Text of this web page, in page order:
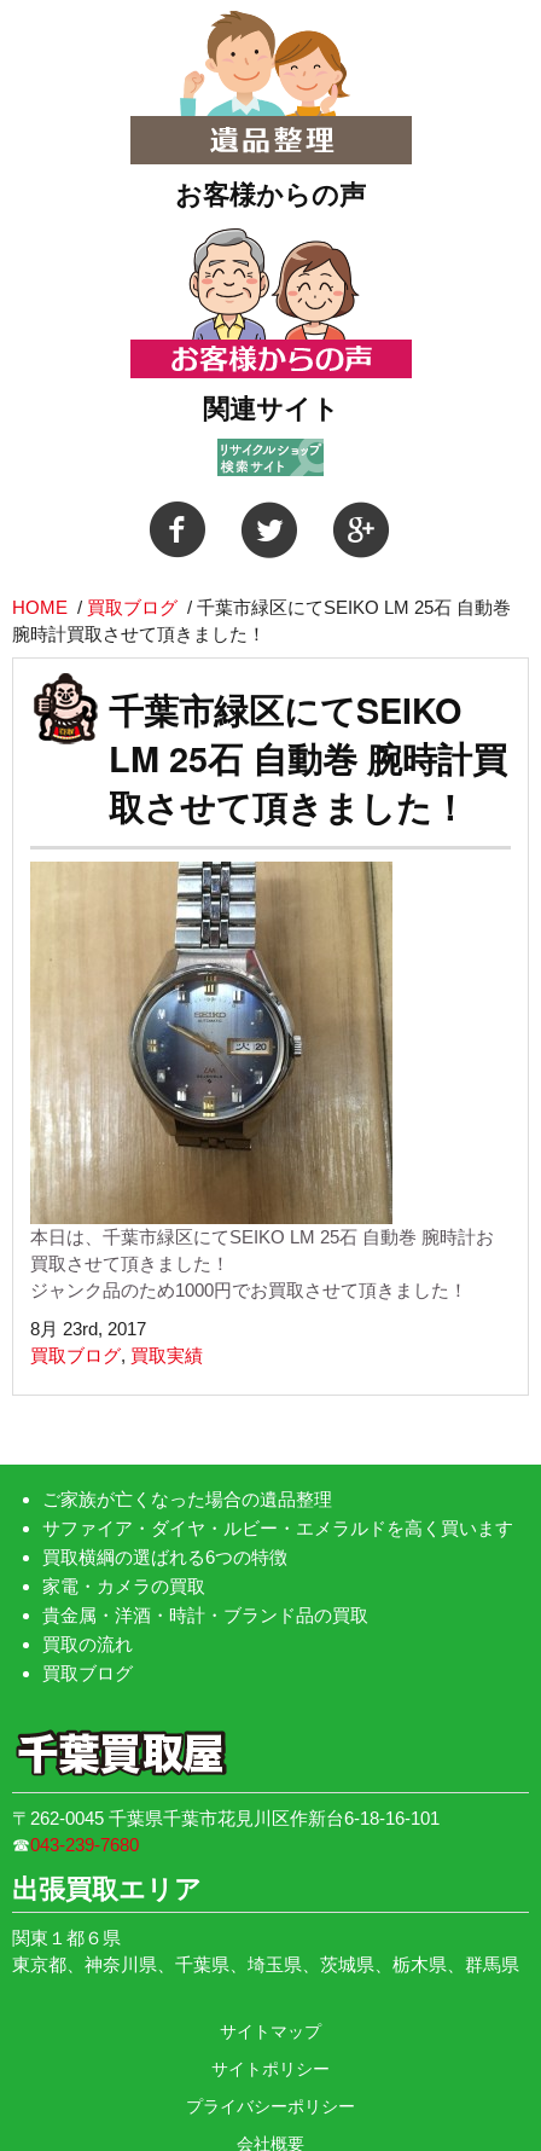
お客様からの声
関連サイト
HOME / 買取ブログ / 千葉市緑区にてSEIKO LM 25石 自動巻
腕時計買取させて頂きました！
千葉市緑区にてSEIKO
LM 25石 自動巻 腕時計買
取させて頂きました！
本日は、千葉市緑区にてSEIKO LM 25石 自動巻 腕時計お
買取させて頂きました！
ジャンク品のため1000円でお買取させて頂きました！
8月 23rd, 2017
買取ブログ, 買取実績
ご家族が亡くなった場合の遺品整理
サファイア・ダイヤ・ルビー・エメラルドを高く買います
買取横綱の選ばれる6つの特徴
家電・カメラの買取
貴金属・洋酒・時計・ブランド品の買取
買取の流れ
買取ブログ
〒262-0045 千葉県千葉市花見川区作新台6-18-16-101
☎︎043-239-7680
出張買取エリア
関東１都６県
東京都、神奈川県、千葉県、埼玉県、茨城県、栃木県、群馬県
サイトマップ
サイトポリシー
プライバシーポリシー
会社概要